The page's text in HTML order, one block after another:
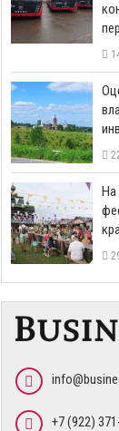
На
+7 (922)